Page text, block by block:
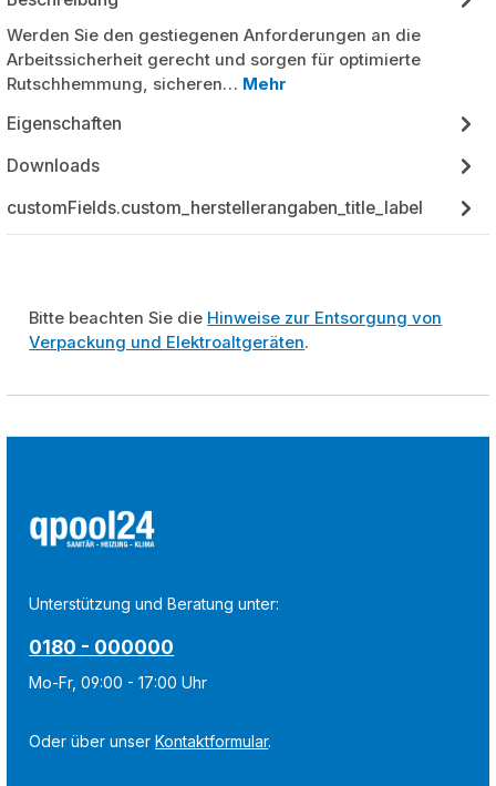
Werden Sie den gestiegenen Anforderungen an die
Arbeitssicherheit gerecht und sorgen für optimierte
Rutschhemmung, sicheren… Mehr
Eigenschaften
Downloads
customFields.custom_herstellerangaben_title_label
Bitte beachten Sie die Hinweise zur Entsorgung von
Verpackung und Elektroaltgeräten.
Unterstützung und Beratung unter:
0180 - 000000
Mo-Fr, 09:00 - 17:00 Uhr
Oder über unserKontaktformular.